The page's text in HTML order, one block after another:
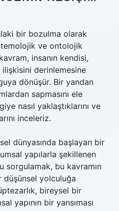
bir bozulma olarak
ve ontolojik
insanın kendisi,
derinlemesine
dönüşür. Bir yandan
sapmasını ele
nasıl yaklaştıklarını ve
inceleriz.
dünyasında başlayan bir
yapılarla şekillenen
sorgulamak, bu kavramın
düşünsel yolculuğa
bireysel bir
yapının bir yansıması